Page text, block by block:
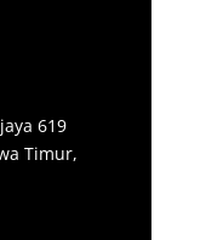
619
Timur,